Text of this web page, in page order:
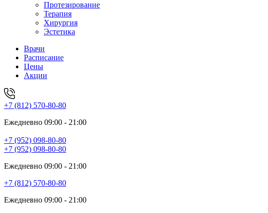
Протезирование
Терапия
Хирургия
Эстетика
Врачи
Расписание
Цены
Акции
+7 (812) 570-80-80
Ежедневно 09:00 - 21:00
+7 (952) 098-80-80
+7 (952) 098-80-80
Ежедневно 09:00 - 21:00
+7 (812) 570-80-80
Ежедневно 09:00 - 21:00